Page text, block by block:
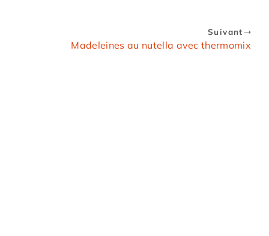
Suivant
Madeleines au nutella avec thermomix